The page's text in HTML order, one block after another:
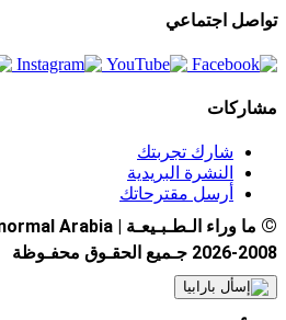
تواصل اجتماعي
مشاركات
شارك تجربتك
النشرة البريدية
أرسل مقترحاتك
© ما وراء الـطـبـيعـة | Paranormal Arabia
2026-2008 جـميع الحقـوق محفـوظة